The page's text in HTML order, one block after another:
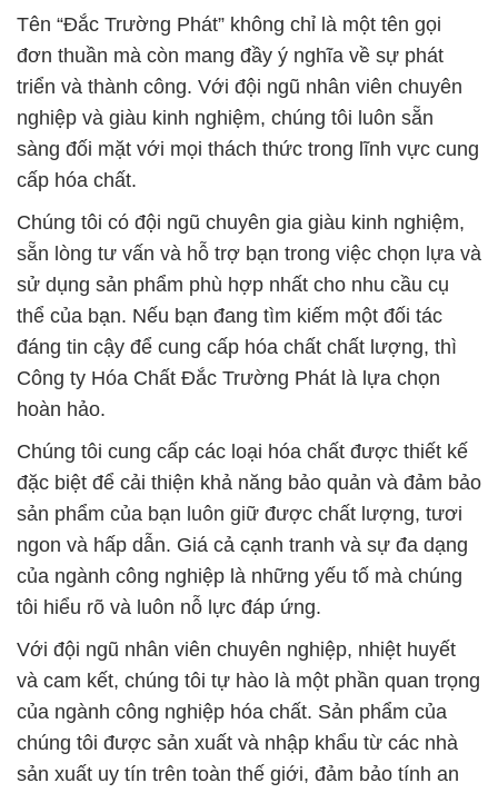
Tên “Đắc Trường Phát” không chỉ là một tên gọi
đơn thuần mà còn mang đầy ý nghĩa về sự phát
triển và thành công. Với đội ngũ nhân viên chuyên
nghiệp và giàu kinh nghiệm, chúng tôi luôn sẵn
sàng đối mặt với mọi thách thức trong lĩnh vực cung
cấp hóa chất.
Chúng tôi có đội ngũ chuyên gia giàu kinh nghiệm,
sẵn lòng tư vấn và hỗ trợ bạn trong việc chọn lựa và
sử dụng sản phẩm phù hợp nhất cho nhu cầu cụ
thể của bạn. Nếu bạn đang tìm kiếm một đối tác
đáng tin cậy để cung cấp hóa chất chất lượng, thì
Công ty Hóa Chất Đắc Trường Phát là lựa chọn
hoàn hảo.
Chúng tôi cung cấp các loại hóa chất được thiết kế
đặc biệt để cải thiện khả năng bảo quản và đảm bảo
sản phẩm của bạn luôn giữ được chất lượng, tươi
ngon và hấp dẫn. Giá cả cạnh tranh và sự đa dạng
của ngành công nghiệp là những yếu tố mà chúng
tôi hiểu rõ và luôn nỗ lực đáp ứng.
Với đội ngũ nhân viên chuyên nghiệp, nhiệt huyết
và cam kết, chúng tôi tự hào là một phần quan trọng
của ngành công nghiệp hóa chất. Sản phẩm của
chúng tôi được sản xuất và nhập khẩu từ các nhà
sản xuất uy tín trên toàn thế giới, đảm bảo tính an